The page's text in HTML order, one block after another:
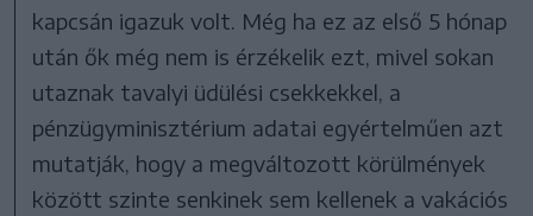
kapcsán igazuk volt. Még ha ez az első 5 hónap
után ők még nem is érzékelik ezt, mivel sokan
utaznak tavalyi üdülési csekkekkel, a
pénzügyminisztérium adatai egyértelműen azt
mutatják, hogy a megváltozott körülmények
között szinte senkinek sem kellenek a vakációs